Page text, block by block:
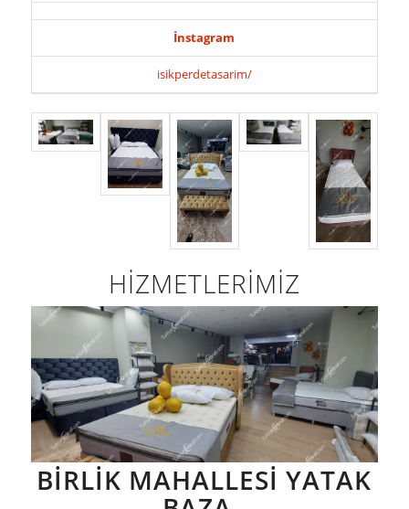
İnstagram
isikperdetasarim/
HİZMETLERİMİZ
BİRLİK MAHALLESİ YATAK